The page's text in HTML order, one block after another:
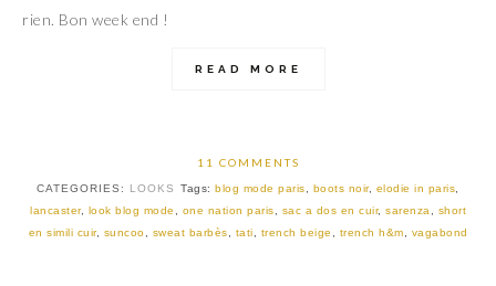
rien. Bon week end !
READ MORE
11 COMMENTS
CATEGORIES: LOOKS Tags:blog mode paris boots noir, elodie in paris
lancaster, look blog mode one nation paris sac a dos en cuir, sarenza
short
en simili cuir, suncoo sweat barbès tati trench beige trench h&m vagabond